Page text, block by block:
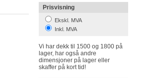
Prisvisning
Ekskl. MVA
Inkl. MVA
skaffer på kort tid!